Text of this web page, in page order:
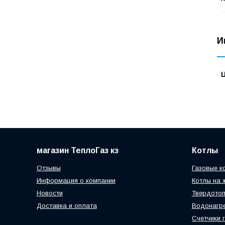
магазин ТеплоГаз кз
Отзывы
Информация о компании
Новости
Доставка и оплата
Котлы
Газовые
Котлы на
Счетчики